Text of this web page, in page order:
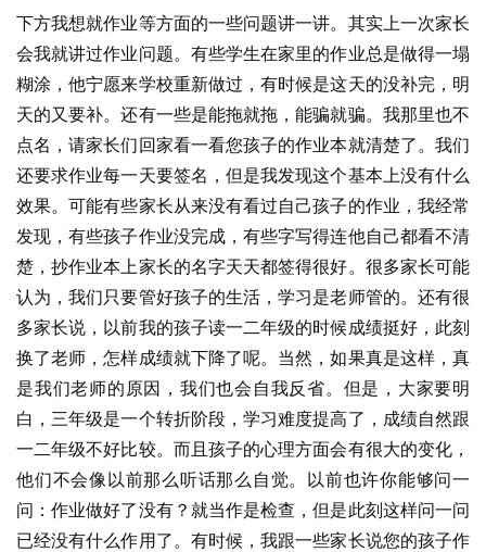
下方我想就作业等方面的一些问题讲一讲。其实上一次家长
会我就讲过作业问题。有些学生在家里的作业总是做得一塌
糊涂，他宁愿来学校重新做过，有时候是这天的没补完，明
天的又要补。还有一些是能拖就拖，能骗就骗。我那里也不
点名，请家长们回家看一看您孩子的作业本就清楚了。我们
还要求作业每一天要签名，但是我发现这个基本上没有什么
效果。可能有些家长从来没有看过自己孩子的作业，我经常
发现，有些孩子作业没完成，有些字写得连他自己都看不清
楚，抄作业本上家长的名字天天都签得很好。很多家长可能
认为，我们只要管好孩子的生活，学习是老师管的。还有很
多家长说，以前我的孩子读一二年级的时候成绩挺好，此刻
换了老师，怎样成绩就下降了呢。当然，如果真是这样，真
是我们老师的原因，我们也会自我反省。但是，大家要明
白，三年级是一个转折阶段，学习难度提高了，成绩自然跟
一二年级不好比较。而且孩子的心理方面会有很大的变化，
他们不会像以前那么听话那么自觉。以前也许你能够问一
问：作业做好了没有？就当作是检查，但是此刻这样问一问
已经没有什么作用了。有时候，我跟一些家长说您的孩子作